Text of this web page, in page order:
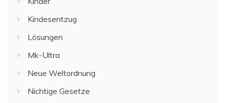
Kindesentzug
Lösungen
Mk-Ultra
Neue Weltordnung
Nichtige Gesetze